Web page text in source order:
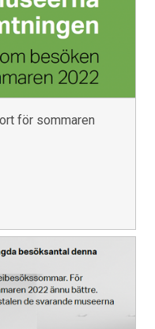
för sommaren